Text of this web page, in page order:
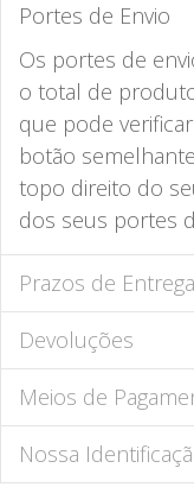
Portes de Envio
Os portes de
o total de
que pode
botão
topo direito do
dos seus portes
Prazos de Entrega
Devoluções
Meios de
Nossa